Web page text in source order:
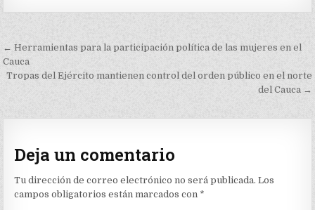
Navegación
de
entradas
← Herramientas para la participación política de las mujeres en el
Cauca
Tropas del Ejército mantienen control del orden público en el norte
del Cauca →
Deja un comentario
Tu dirección de correo electrónico no será publicada. Los
campos obligatorios están marcados con *